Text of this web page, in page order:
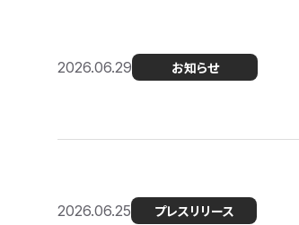
2026.06.29 お知らせ
2026.06.25 プレスリリース